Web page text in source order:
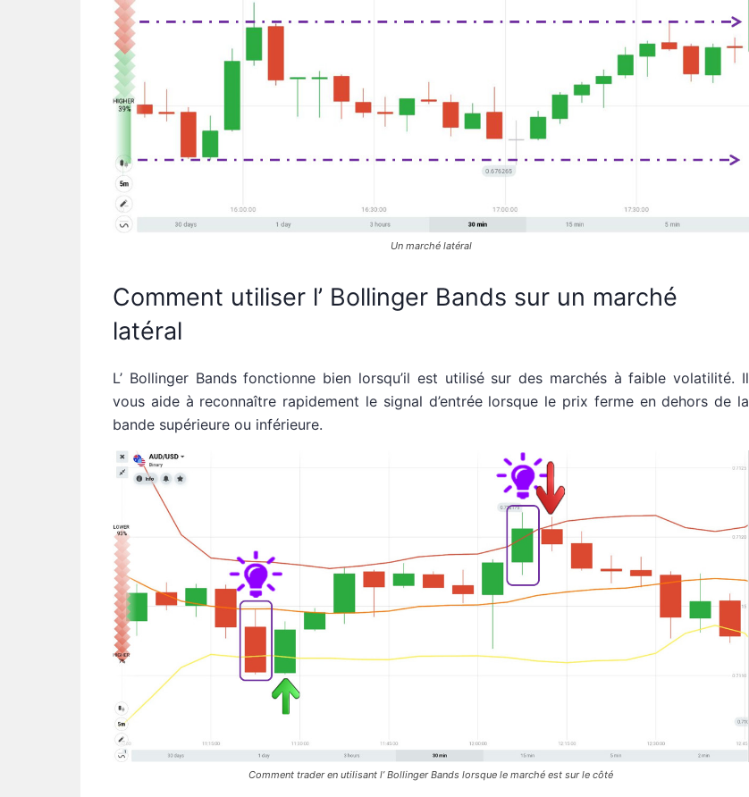
Un marché latéral
Comment utiliser l’ Bollinger Bands sur un marché
latéral
L’ Bollinger Bands fonctionne bien lorsqu’il est utilisé sur des marchés à faible volatilité. Il
vous aide à reconnaître rapidement le signal d’entrée lorsque le prix ferme en dehors de la
bande supérieure ou inférieure.
Comment trader en utilisant l’ Bollinger Bands lorsque le marché est sur le côté